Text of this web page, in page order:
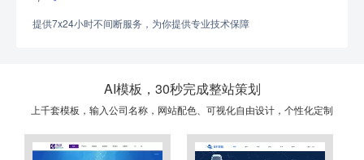
提供7x24小时不间断服务，为你提供专业技术保障
AI模板，30秒完成整站策划
上千套模板，输入公司名称，网站配色、可视化自由设计，个性化定制